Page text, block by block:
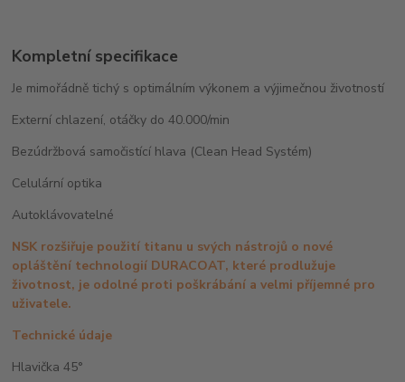
Kompletní specifikace
Je mimořádně tichý s optimálním výkonem a výjimečnou životností
Externí chlazení, otáčky do 40.000/min
Bezúdržbová samočistící hlava (Clean Head Systém)
Celulární optika
Autoklávovatelné
NSK rozšiřuje použití titanu u svých nástrojů o nové
opláštění technologií DURACOAT, které prodlužuje
životnost, je odolné proti poškrábání a velmi příjemné pro
uživatele.
Technické údaje
Hlavička 45°